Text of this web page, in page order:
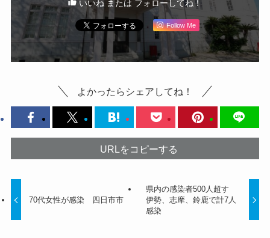
いいね または フォローしてね！
Follow Me
よかったらシェアしてね！
URLをコピーする
70代女性が感染 四日市市
県内の感染者500人超す
伊勢、志摩、鈴鹿で計7人
感染